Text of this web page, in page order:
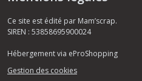
Ce site est édité par Mam’scrap.
SIREN : 53858695900024
Hébergement via eProShopping
Gestion des cookies